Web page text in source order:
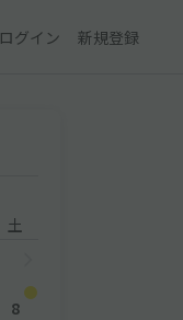
ログイン 新規登録
土
8